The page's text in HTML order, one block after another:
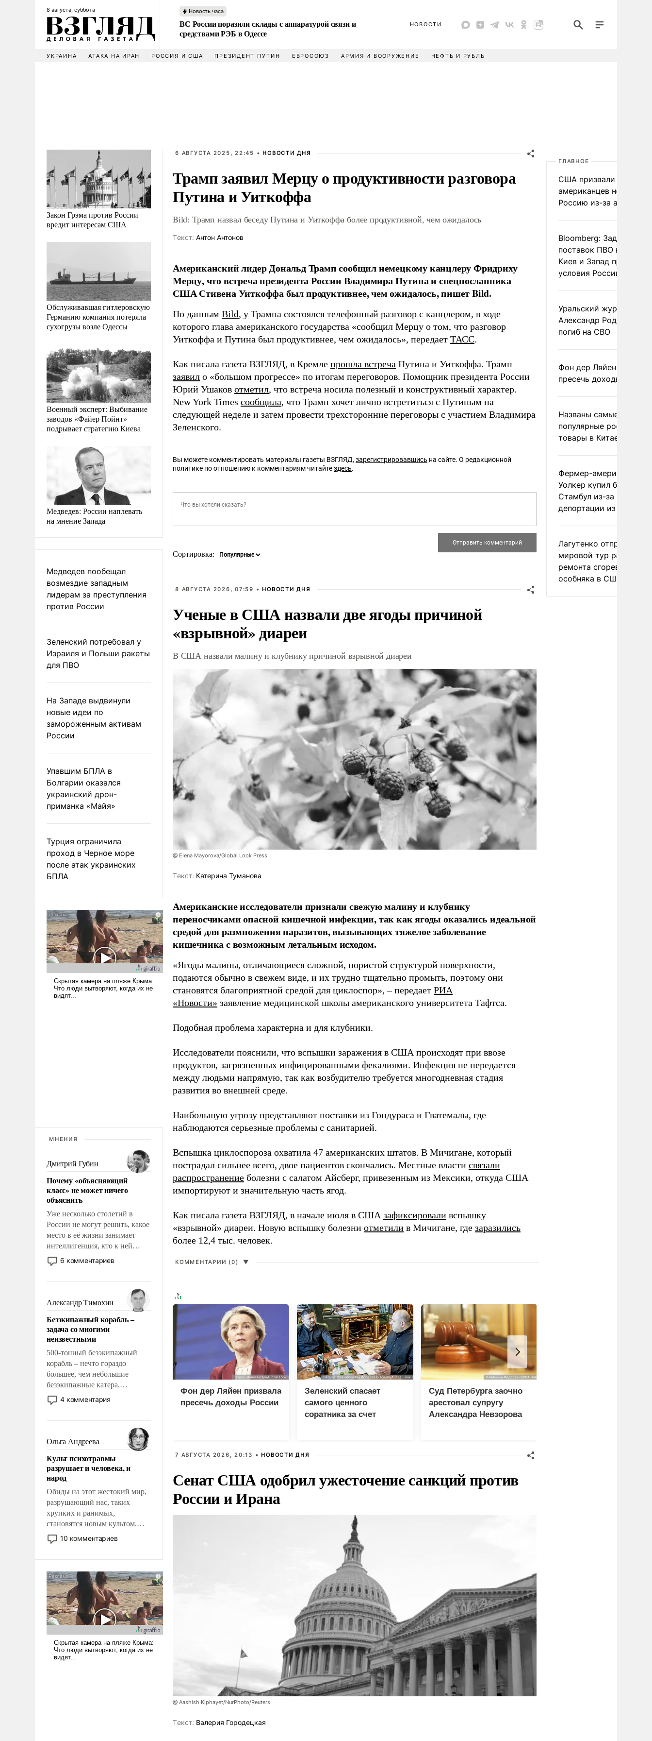
8 августа, суббота Новость часа
ВС России поразили склады с аппаратурой связи и
средствами РЭБ в Одессе
НОВОСТИ
УКРАИНА АТАКА НА ИРАН РОССИЯ И США ПРЕЗИДЕНТ ПУТИН ЕВРОСОЮЗ АРМИЯ И ВООРУЖЕНИЕ НЕФТЬ И РУБЛЬ
Закон Грэма против России
вредит интересам США
Обслуживавшая гитлеровскую
Германию компания потеряла
сухогрузы возле Одессы
Военный эксперт: Выбивание
заводов «Файер Пойнт»
подрывает стратегию Киева
Медведев: России наплевать
на мнение Запада
Медведев пообещал
возмездие западным
лидерам за преступления
против России
Зеленский потребовал у
Израиля и Польши ракеты
для ПВО
На Западе выдвинули
новые идеи по
замороженным активам
России
Упавшим БПЛА в
Болгарии оказался
украинский дрон-
приманка «Майя»
Турция ограничила
проход в Черное море
после атак украинских
БПЛА
МНЕНИЯ
Дмитрий Губин
Почему «объясняющий
класс» не может ничего
объяснить
Уже несколько столетий в
России не могут решить, какое
место в её жизни занимает
интеллигенция, кто к ней
принадлежит, а кого из неё
исключили с правом
чем она отличается от просто
образованных людей. Иногда
казалось, что эти вопросы
решены раз и навсегда, но –
нет, не решены.
6 комментариев
Александр Тимохин
Безэкипажный корабль –
задача со многими
неизвестными
500-тонный безэкипажный
корабль – нечто гораздо
большее, чем небольшие
безэкипажные катера,
применение которых уже
стало обыденностью. Задача по
сложна и амбициозна. Однако
и ее реализация радикально
поднимет наши боевые
возможности.
4 комментария
Ольга Андреева
Культ психотравмы
разрушает и человека, и
народ
Обиды на этот жестокий мир,
разрушающий нас, таких
хрупких и ранимых,
становятся новым культом,
постепенно вытесняя и
отменяя традиционное
ударами судьбы, брать на себя
ответственность, помогать
слабым, идти вперед и
адаптироваться.
10 комментариев
6 АВГУСТА 2025, 22:45 • НОВОСТИ ДНЯ
Трамп заявил Мерцу о продуктивности разговора
Путина и Уиткоффа
Bild: Трамп назвал беседу Путина и Уиткоффа более продуктивной, чем ожидалось
Tекст: Антон Антонов
Американский лидер Дональд Трамп сообщил немецкому канцлеру Фридриху
Мерцу, что встреча президента России Владимира Путина и спецпосланника
США Стивена Уиткоффа был продуктивнее, чем ожидалось, пишет Bild.
По данным Bild, у Трампа состоялся телефонный разговор с канцлером, в ходе
которого глава американского государства «сообщил Мерцу о том, что разговор
Уиткоффа и Путина был продуктивнее, чем ожидалось», передает ТАСС.
Как писала газета ВЗГЛЯД, в Кремле прошла встреча Путина и Уиткоффа. Трамп
заявил о «большом прогрессе» по итогам переговоров. Помощник президента России
Юрий Ушаков отметил, что встреча носила полезный и конструктивный характер.
New York Times сообщила, что Трамп хочет лично встретиться с Путиным на
следующей неделе и затем провести трехсторонние переговоры с участием Владимира
Зеленского.
Вы можете комментировать материалы газеты ВЗГЛЯД, зарегистрировавшись на сайте. О редакционной
политике по отношению к комментариям читайтездесь.
Сортировка:
8 АВГУСТА 2026, 07:59 • НОВОСТИ ДНЯ
Ученые в США назвали две ягоды причиной
«взрывной» диареи
В США назвали малину и клубнику причиной взрывной диареи
@ Elena Mayorova/Global Look Press
Tекст: Катерина Туманова
Американские исследователи признали свежую малину и клубнику
переносчиками опасной кишечной инфекции, так как ягоды оказались идеальной
средой для размножения паразитов, вызывающих тяжелое заболевание
кишечника с возможным летальным исходом.
«Ягоды малины, отличающиеся сложной, пористой структурой поверхности,
подаются обычно в свежем виде, и их трудно тщательно промыть, поэтому они
становятся благоприятной средой для циклоспор», – передает РИА
«Новости» заявление медицинской школы американского университета Тафтса.
Подобная проблема характерна и для клубники.
Исследователи пояснили, что вспышки заражения в США происходят при ввозе
продуктов, загрязненных инфицированными фекалиями. Инфекция не передается
между людьми напрямую, так как возбудителю требуется многодневная стадия
развития во внешней среде.
Наибольшую угрозу представляют поставки из Гондураса и Гватемалы, где
наблюдаются серьезные проблемы с санитарией.
Вспышка циклоспороза охватила 47 американских штатов. В Мичигане, который
пострадал сильнее всего, двое пациентов скончались. Местные власти связали
распространение болезни с салатом Айсберг, привезенным из Мексики, откуда США
импортируют и значительную часть ягод.
Как писала газета ВЗГЛЯД, в начале июля в СШАзафиксировали вспышку
«взрывной» диареи. Новую вспышку болезни отметили в Мичигане, где заразились
более 12,4 тыс. человек.
КОММЕНТАРИИ (0) ▼
Фон дер Ляйен призвала
пресечь доходы России
Зеленский спасает
самого ценного
соратника за счет
Суд Петербурга заочно
арестовал супругу
Александра Невзорова
7 АВГУСТА 2026, 20:13 • НОВОСТИ ДНЯ
Сенат США одобрил ужесточение санкций против
России и Ирана
@ Aashish Kiphayet/NurPhoto/Reuters
Tекст: Валерия Городецкая
ГЛАВНОЕ
США призвали
американцев не
Россию из-за атак ВСУ
Bloomberg: Задержка
поставок ПВО вынудит
Киев и Запад принять
условия России
Уральский журналист
Александр Родионов
погиб на СВО
Фон дер Ляйен
пресечь доходы России
Названы самые
популярные российские
товары в Китае
Фермер-американец
Уолкер купил билет в
Стамбул из-за угрозы
депортации из России
Лагутенко отправился в
мировой тур ради
ремонта сгоревшего
особняка в США